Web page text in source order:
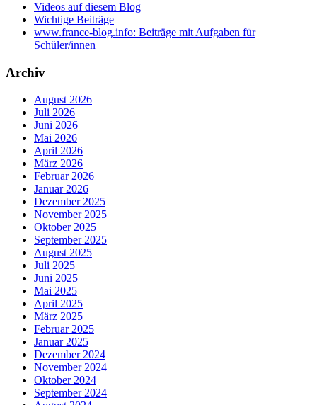
Videos auf diesem Blog
Wichtige Beiträge
www.france-blog.info: Beiträge mit Aufgaben für
Schüler/innen
Archiv
August 2026
Juli 2026
Juni 2026
Mai 2026
April 2026
März 2026
Februar 2026
Januar 2026
Dezember 2025
November 2025
Oktober 2025
September 2025
August 2025
Juli 2025
Juni 2025
Mai 2025
April 2025
März 2025
Februar 2025
Januar 2025
Dezember 2024
November 2024
Oktober 2024
September 2024